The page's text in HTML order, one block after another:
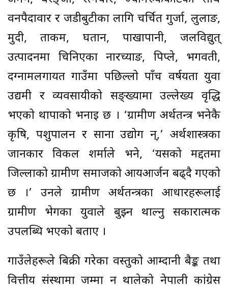
वनपैदावार र जडीबुटीका लागि चर्चित गुर्जा, लुलाङ,
मुदी, ताकम, घतान, पाखापानी, जलविद्युत्
उत्पादनमा चिनिएका नारच्याङ, पिप्ले, भगवती,
दग्नामलगायत गाउँमा पछिल्लो पाँच वर्षयता युवा
उद्यमी र व्यवसायीको सङ्ख्यामा उल्लेख्य वृद्धि
भएको थापाको भनाइ छ । ‘ग्रामीण अर्थतन्त्र भनेकै
कृषि, पशुपालन र साना उद्योग हुन्,’ अर्थशास्त्रका
जानकार विकल शर्माले भने, ‘यसको मद्दतमा
जिल्लाको ग्रामीण समाजको आयआर्जन बढ्दै गएको
छ ।’ उनले ग्रामीण अर्थतन्त्रका आधारहरूलाई
ग्रामीण भेगका युवाले बुझ्न थाल्नु सकारात्मक
उपलब्धि भएको बताए ।
गाउँलेहरूले बिक्री गरेका वस्तुको आम्दानी बैङ्क तथा
वित्तीय संस्थामा जम्मा हुन थालेको नेपाली कांग्रेस